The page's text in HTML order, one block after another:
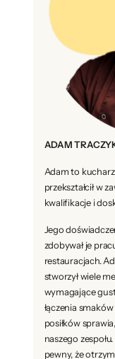
ADAM
Adam to
przekształcił w
kwalifikacje i
Jego
zdobywał je
restauracjach.
stworzył wiele
wymagające
łączenia
posiłków
naszego
pewny, że